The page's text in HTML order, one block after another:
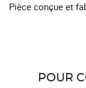
Pièce conçue et
POUR